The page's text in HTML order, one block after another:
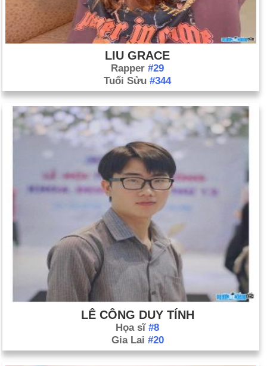
LIU GRACE
Rapper #29
Tuổi Sửu #344
LÊ CÔNG DUY TÍNH
Họa sĩ #8
Gia Lai #20